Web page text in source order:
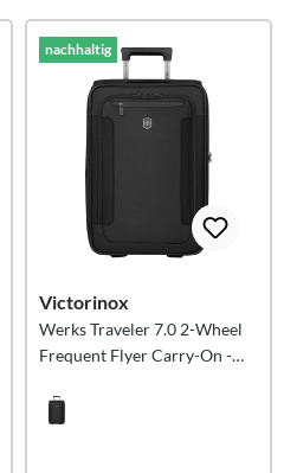
nachhaltig
Victorinox
Werks Traveler 7.0 2-Wheel
Frequent Flyer Carry-On -